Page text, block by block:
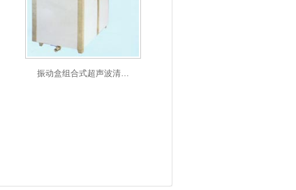
振动盒组合式超声波清…